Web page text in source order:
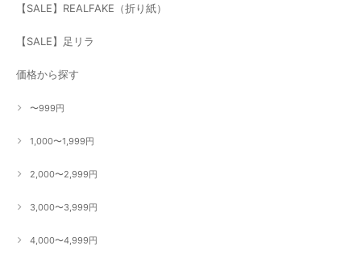
【SALE】REALFAKE（折り紙）
【SALE】足リラ
価格から探す
〜999円
1,000〜1,999円
2,000〜2,999円
3,000〜3,999円
4,000〜4,999円